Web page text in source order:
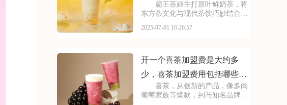
本预算
霸王茶姬主打原叶鲜奶茶，将
东方茶文化与现代茶饮巧妙结合。
充满国风韵味。凭借独特产品与风
茶姬店大概多少钱，
2025-07-01 16:26:57
开一个喜茶加盟费是大约多
少，喜茶加盟费用包括哪些方
喜茶，从创新的产品，像多肉
葡萄家族等爆款，到与知名品牌跨